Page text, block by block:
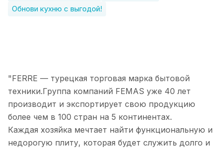
Обнови кухню с выгодой!
"FERRE — турецкая торговая марка бытовой
техники.Группа компаний FEMAS уже 40 лет
производит и экспортирует свою продукцию
более чем в 100 стран на 5 континентах.
Каждая хозяйка мечтает найти функциональную и
недорогую плиту, которая будет служить долго и